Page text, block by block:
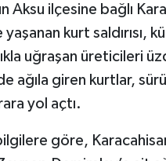
Aksu ilçesine bağlı
yaşanan kurt saldırısı,
uğraşan üreticileri
ağıla giren kurtlar,
yol açtı.
göre,
Yapılarımız